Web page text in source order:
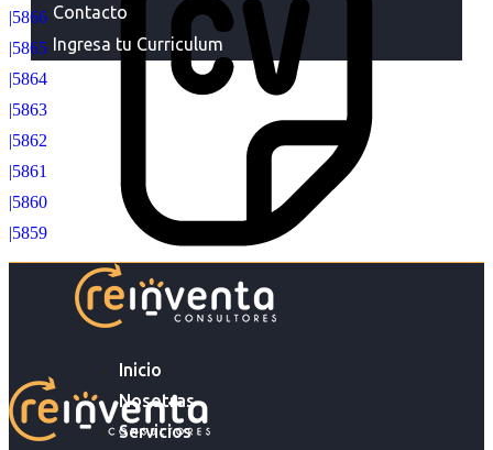
Inicio
Nosotras
Servicios
Contacto
Ingresa tu Curriculum
|5866
|5865
|5864
|5863
|5862
|5861
|5860
|5859